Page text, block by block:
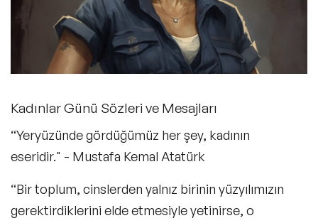
Kadınlar Günü Sözleri ve Mesajları
“Yeryüzünde gördüğümüz her şey, kadının
eseridir." - Mustafa Kemal Atatürk
“Bir toplum, cinslerden yalnız birinin yüzyılımızın
gerektirdiklerini elde etmesiyle yetinirse, o